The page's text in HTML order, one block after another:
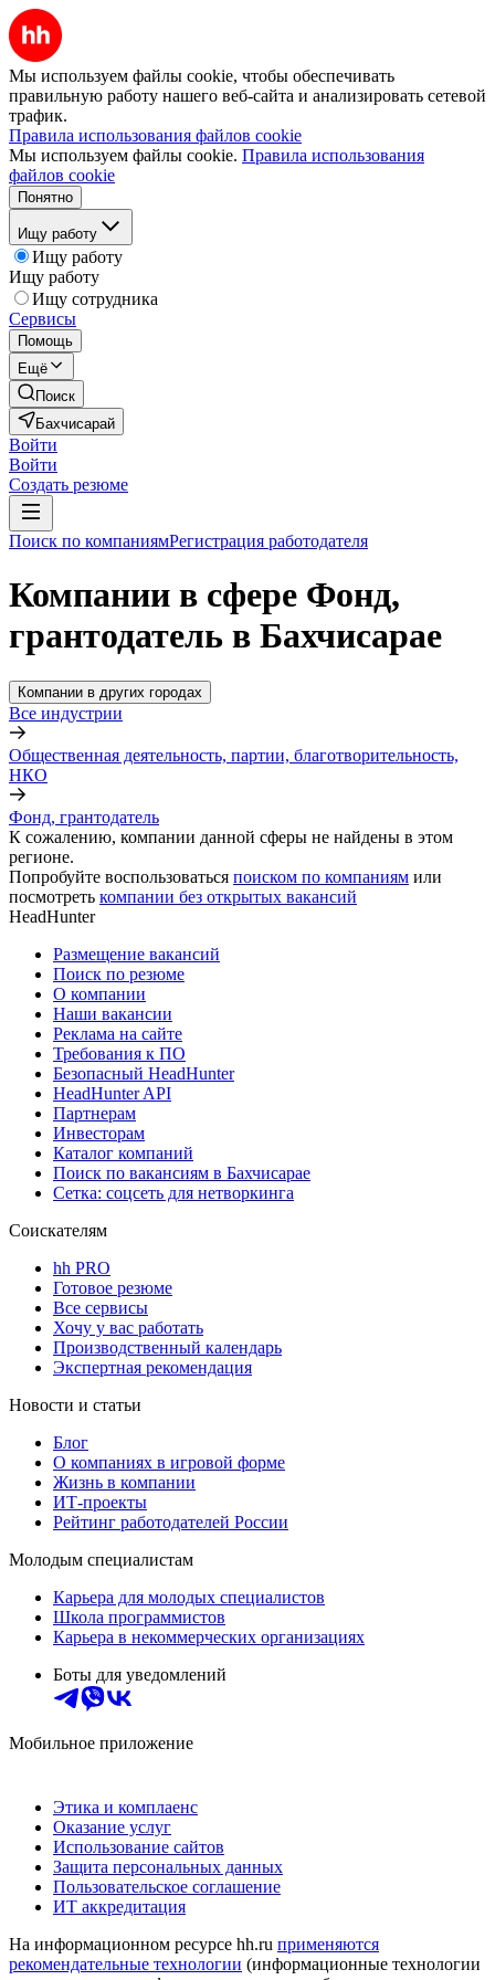
Мы используем файлы cookie, чтобы обеспечивать
правильную работу нашего веб-сайта и анализировать сетевой
трафик.
Правила использования файлов cookie
Мы используем файлы cookie. Правила использования
файлов cookie
Понятно
Ищу работу
Ищу работу
Ищу работу
Ищу сотрудника
Сервисы
Помощь
Ещё
Поиск
Бахчисарай
Войти
Войти
Создать резюме
Поиск по компаниямРегистрация работодателя
Компании в сфере Фонд,
грантодатель в Бахчисарае
Компании в других городах
Все индустрии
Общественная деятельность, партии, благотворительность,
НКО
Фонд, грантодатель
К сожалению, компании данной сферы не найдены в этом
регионе.
Попробуйте воспользоваться поиском по компаниям или
посмотреть компании без открытых вакансий
HeadHunter
Размещение вакансий
Поиск по резюме
О компании
Наши вакансии
Реклама на сайте
Требования к ПО
Безопасный HeadHunter
HeadHunter API
Партнерам
Инвесторам
Каталог компаний
Поиск по вакансиям в Бахчисарае
Сетка: соцсеть для нетворкинга
Соискателям
hh PRO
Готовое резюме
Все сервисы
Хочу у вас работать
Производственный календарь
Экспертная рекомендация
Новости и статьи
Блог
О компаниях в игровой форме
Жизнь в компании
ИТ-проекты
Рейтинг работодателей России
Молодым специалистам
Карьера для молодых специалистов
Школа программистов
Карьера в некоммерческих организациях
Боты для уведомлений
Мобильное приложение
Этика и комплаенс
Оказание услуг
Использование сайтов
Защита персональных данных
Пользовательское соглашение
ИТ аккредитация
На информационном ресурсе hh.ru применяются
рекомендательные технологии (информационные технологии